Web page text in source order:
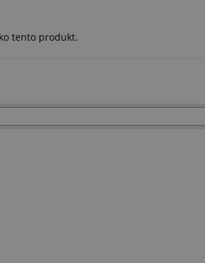
tento produkt.